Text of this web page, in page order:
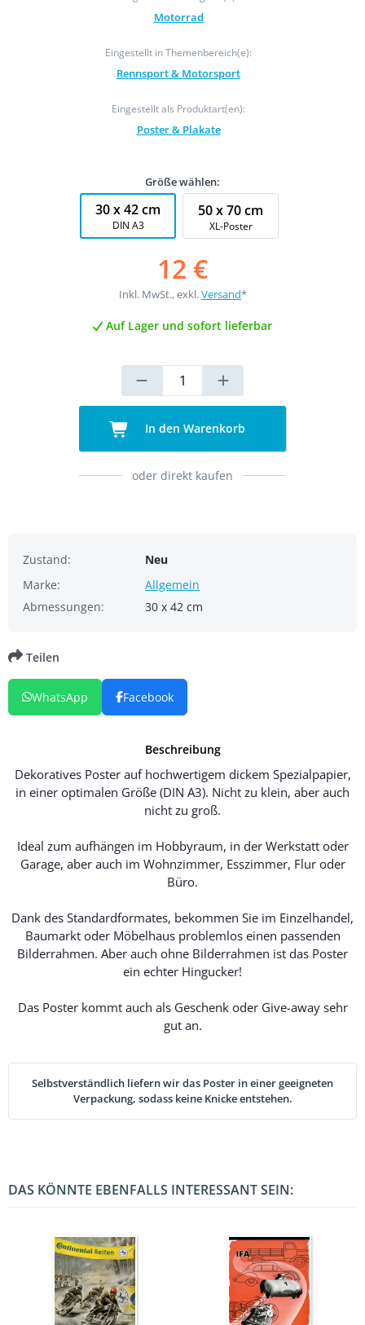
Motorrad
Eingestellt in Themenbereich(e):
Rennsport & Motorsport
Eingestellt als Produktart(en):
Poster & Plakate
Größe wählen:
30 x 42 cm
DIN A3
50 x 70 cm
XL-Poster
12 €
Inkl. MwSt., exkl.Versand*
Auf Lager und sofort lieferbar
In den Warenkorb
oder direkt kaufen
Zustand:
Neu
Marke:
Allgemein
Abmessungen:
30 x 42 cm
Beschreibung
Dekoratives Poster auf hochwertigem dickem Spezialpapier,
in einer optimalen Größe (DIN A3). Nicht zu klein, aber auch
nicht zu groß.
Ideal zum aufhängen im Hobbyraum, in der Werkstatt oder
Garage, aber auch im Wohnzimmer, Esszimmer, Flur oder
Büro.
Dank des Standardformates, bekommen Sie im Einzelhandel,
Baumarkt oder Möbelhaus problemlos einen passenden
Bilderrahmen. Aber auch ohne Bilderrahmen ist das Poster
ein echter Hingucker!
Das Poster kommt auch als Geschenk oder Give-away sehr
gut an.
Selbstverständlich liefern wir das Poster in einer geeigneten
Verpackung, sodass keine Knicke entstehen.
Teilen
WhatsApp Facebook
DAS KÖNNTE EBENFALLS INTERESSANT SEIN: